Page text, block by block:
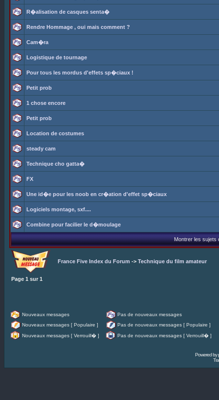
R�alisation de casques senta�
Rendre Hommage , oui mais comment ?
Cam�ra
Logistique de tournage
Pour tous les mordus d'effets sp�ciaux !
Petit prob
1 chose encore
Petit prob
Location de costumes
steady cam
Technique cho gatta�
FX
Une id�e pour les noob en cr�ation d'effet sp�ciaux
Logiciels montage, sxf....
Combine pour facilier le d�moulage
Montrer les sujets
France Five Index du Forum -> Technique du film amateur
Page 1 sur 1
Nouveaux messages
Pas de nouveaux messages
Nouveaux messages [ Populaire ]
Pas de nouveaux messages [ Populaire ]
Nouveaux messages [ Verrouill� ]
Pas de nouveaux messages [ Verrouill� ]
Powered by